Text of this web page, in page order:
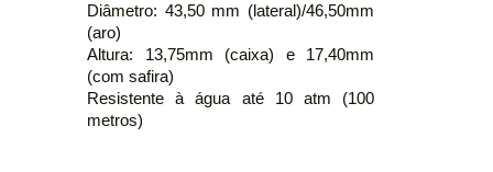
Diâmetro: 43,50 mm (lateral)/46,50mm
(aro)
Altura: 13,75mm (caixa) e 17,40mm
(com safira)
Resistente à água até 10 atm (100
metros)